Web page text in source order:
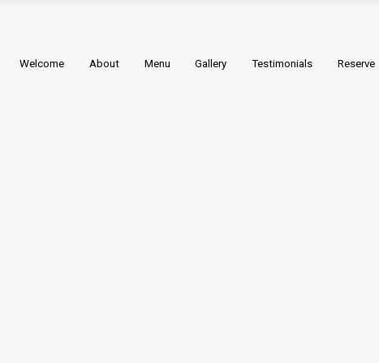
Welcome About Menu Gallery Testimonials Reserve